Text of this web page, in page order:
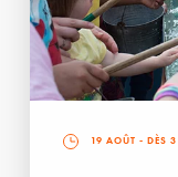
19 AOÛT - DÈS